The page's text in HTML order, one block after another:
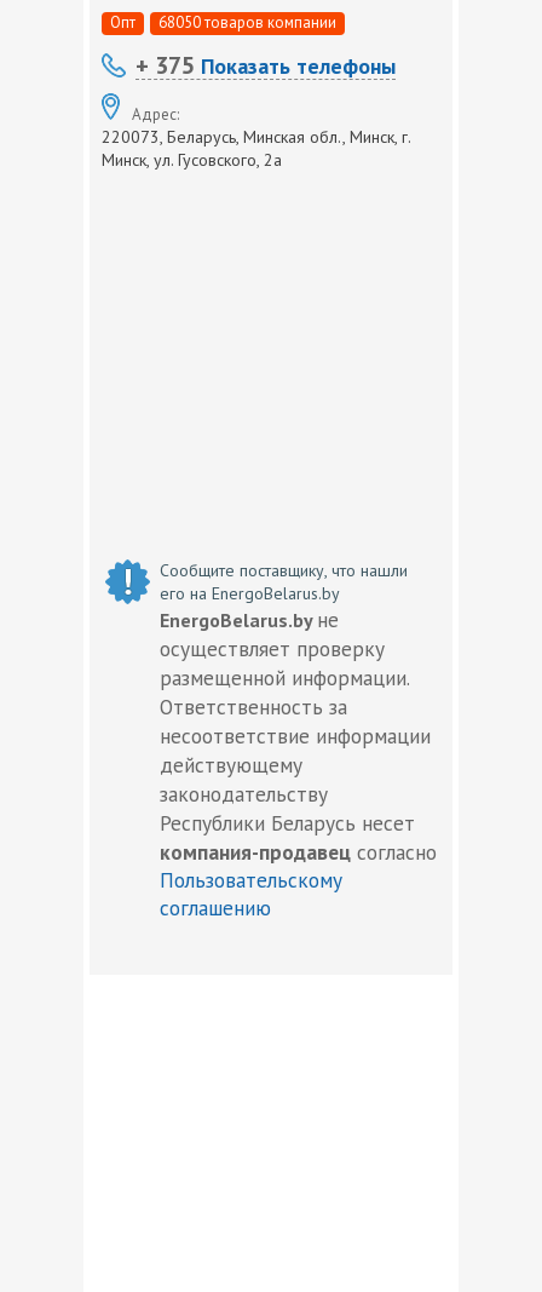
Опт 68050 товаров компании
+ 375 Показать телефоны
Адрес:
220073, Беларусь, Минская обл., Минск, г.
Минск, ул. Гусовского, 2а
Сообщите поставщику, что нашли
его на EnergoBelarus.by
EnergoBelarus.by не
осуществляет проверку
размещенной информации.
Ответственность за
несоответствие информации
действующему
законодательству
Республики Беларусь несет
компания-продавец согласно
Пользовательскому
соглашению